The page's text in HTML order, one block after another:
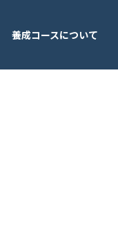
養成コースについて